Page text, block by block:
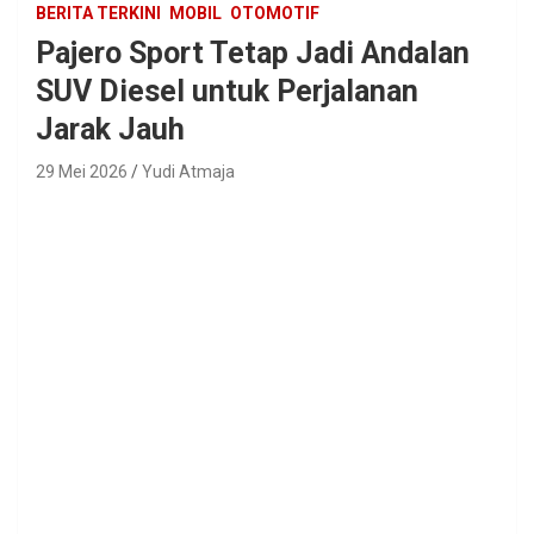
BERITA TERKINI MOBIL OTOMOTIF
Pajero Sport Tetap Jadi Andalan
SUV Diesel untuk Perjalanan
Jarak Jauh
29 Mei 2026 Yudi Atmaja